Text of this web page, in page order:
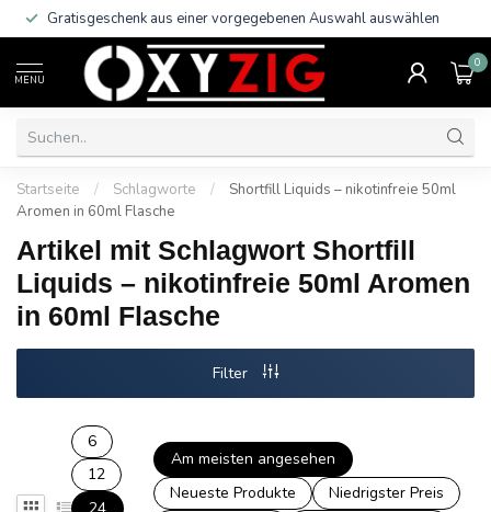
Gratisgeschenk aus einer vorgegebenen Auswahl auswählen
MENU
0
Startseite / Schlagworte /
Shortfill Liquids – nikotinfreie 50ml
Aromen in 60ml Flasche
Artikel mit Schlagwort Shortfill
Liquids – nikotinfreie 50ml Aromen
in 60ml Flasche
Filter
6
12
Am meisten angesehen
Neueste Produkte
Niedrigster Preis